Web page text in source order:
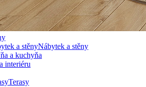
Nábytek a stěny
a kuchyňa
interiéru
Terasy